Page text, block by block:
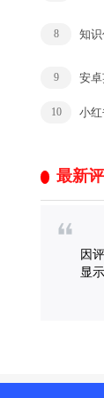
8 知识付
9 安卓
10 小
最新
因
显